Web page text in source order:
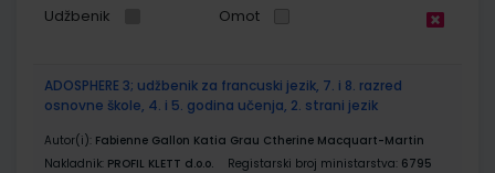
Udžbenik Omot
ADOSPHERE 3; udžbenik za francuski jezik, 7. i 8. razred
osnovne škole, 4. i 5. godina učenja, 2. strani jezik
Autor(i): Fabienne Gallon Katia Grau Ctherine Macquart-Martin
Nakladnik: PROFIL KLETT d.o.o. Registarski broj ministarstva: 6795